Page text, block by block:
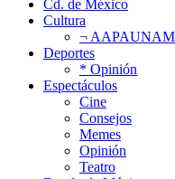
Cd. de México
Cultura
¬ AAPAUNAM
Deportes
* Opinión
Espectáculos
Cine
Consejos
Memes
Opinión
Teatro